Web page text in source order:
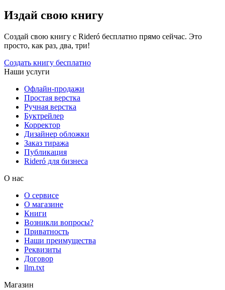
Издай свою книгу
Создай свою книгу с Rideró бесплатно прямо сейчас. Это
просто, как раз, два, три!
Создать книгу бесплатно
Наши услуги
Офлайн-продажи
Простая верстка
Ручная верстка
Буктрейлер
Корректор
Дизайнер обложки
Заказ тиража
Публикация
Rideró для бизнеса
О нас
О сервисе
О магазине
Книги
Возникли вопросы?
Приватность
Наши преимущества
Реквизиты
Договор
llm.txt
Магазин